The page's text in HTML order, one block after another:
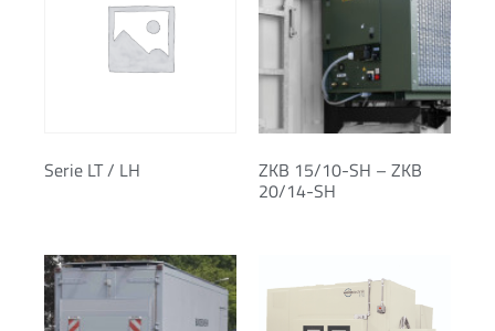
Serie LT / LH ZKB 15/10-SH – ZKB
20/14-SH